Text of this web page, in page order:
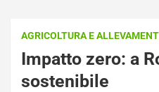
AGRICOLTURA E
Impatto zero: a
sostenibile